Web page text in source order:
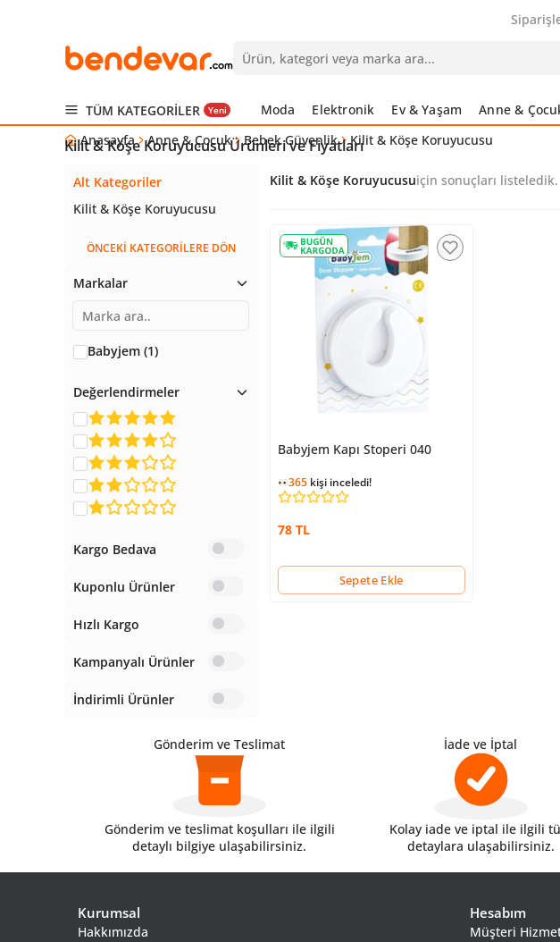
TÜM KATEGORİLER Yeni Moda Elektronik Ev & Yaşam Anne &
Anasayfa
Anne & Çocuk Bebek Güvenlik Kilit & Köşe Koruyucusu
Kilit & Köşe Koruyucusu Ürünleri ve Fiyatları
Alt Kategoriler
Kilit & Köşe Koruyucusu
ÖNCEKİ KATEGORİLERE DÖN
Markalar
Babyjem (1)
Değerlendirmeler
Kargo Bedava
Kuponlu Ürünler
Hızlı Kargo
Kampanyalı Ürünler
İndirimli Ürünler
Kilit & Köşe Koruyucusuiçin sonuçları listeledik.
Babyjem Kapı Stoperi 040
365 kişi inceledi!
78 TL
Sepete Ekle
Gönderim ve Teslimat
Gönderim ve teslimat koşulları ile ilgili
detaylı bilgiye ulaşabilirsiniz.
İade ve İptal
Kolay iade ve iptal ile ilgili
detaylara ulaşabilirsiniz.
Kurumsal
Hakkımızda
Hesabım
Müşteri